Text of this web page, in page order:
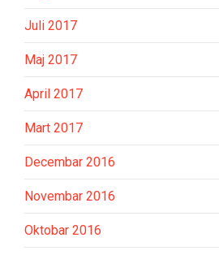
Juli 2017
Maj 2017
April 2017
Mart 2017
Decembar 2016
Novembar 2016
Oktobar 2016